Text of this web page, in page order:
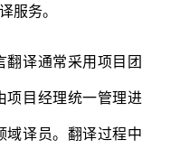
服务。
译通常采用项目团
项目经理统一管理进
域译员。翻译过程中